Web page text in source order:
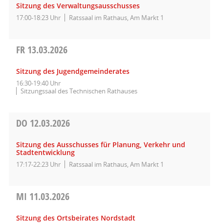
Sitzung des Verwaltungsausschusses
17:00-18:23 Uhr Ratssaal im Rathaus, Am Markt 1
FR 13.03.2026
Sitzung des Jugendgemeinderates
16:30-19:40 Uhr
Sitzungssaal des Technischen Rathauses
DO 12.03.2026
Sitzung des Ausschusses für Planung, Verkehr und
Stadtentwicklung
17:17-22:23 Uhr Ratssaal im Rathaus, Am Markt 1
MI 11.03.2026
Sitzung des Ortsbeirates Nordstadt